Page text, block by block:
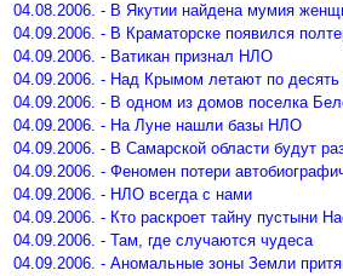
04.08.2006. - В Якутии найдена мумия
04.09.2006. - В Краматорске появился
04.09.2006. - Ватикан признал НЛО
04.09.2006. - Над Крымом летают по
04.09.2006. - В одном из домов поселка
04.09.2006. - На Луне нашли базы НЛО
04.09.2006. - В Самарской области будут
04.09.2006. - Феномен потери
04.09.2006. - НЛО всегда с нами
04.09.2006. - Кто раскроет тайну пустыни
04.09.2006. - Там, где случаются чудеса
04.09.2006. - Аномальные зоны Земли